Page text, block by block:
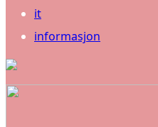
it
informasjon